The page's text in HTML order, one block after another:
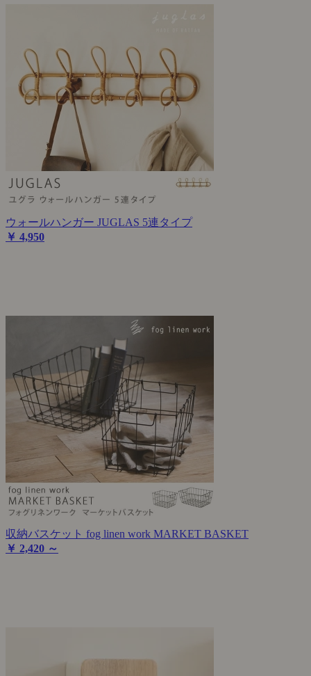
ウォールハンガー JUGLAS 5連タイプ
￥ 4,950
収納バスケット fog linen work MARKET BASKET
￥ 2,420 ～